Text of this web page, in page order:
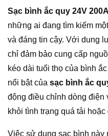
Sạc bình ắc quy 24V
những ai đang tìm kiếm
và đáng tin cậy. Với dung
chỉ đảm bảo cung cấp
kéo dài tuổi thọ của bình
nổi bật của sạc bình ắc
động điều chỉnh dòng điện
khỏi tình trạng quá tải hoặc
Việc sử dụng sạc bình